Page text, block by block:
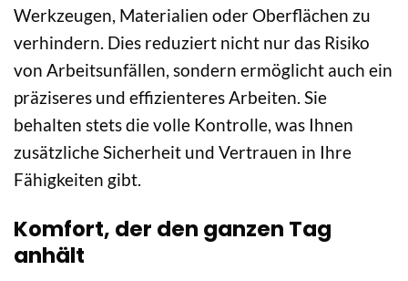
Werkzeugen, Materialien oder Oberflächen zu
verhindern. Dies reduziert nicht nur das Risiko
von Arbeitsunfällen, sondern ermöglicht auch ein
präziseres und effizienteres Arbeiten. Sie
behalten stets die volle Kontrolle, was Ihnen
zusätzliche Sicherheit und Vertrauen in Ihre
Fähigkeiten gibt.
Komfort, der den ganzen Tag
anhält